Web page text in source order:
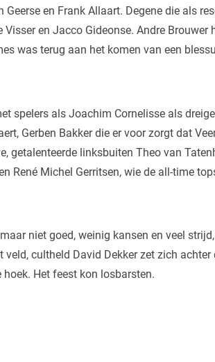
Geerse en Frank Allaart. Degene die als
Visser en Jacco Gideonse. Andre
was terug aan het komen van een
spelers als Joachim Cornelisse als
Gerben Bakker die er voor zorgt dat
getalenteerde linksbuiten Theo van
René Michel Gerritsen, wie de all-time
niet goed, weinig kansen en veel
cultheld David Dekker zet zich
Het feest kon losbarsten.